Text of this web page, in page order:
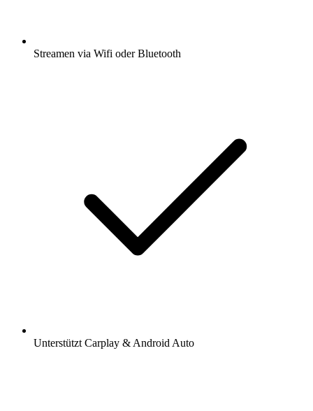
Streamen via Wifi oder Bluetooth
Unterstützt Carplay & Android Auto